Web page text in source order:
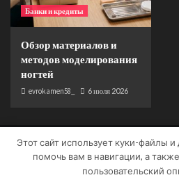
Банки и кредиты
Обзор материалов и
методов моделирования
ногтей
evrokamen58_ 6 июля 2026
Copyright © Все права
themes.
Этот сайт использует куки-файлы
помочь вам в навигации, а
пользовательский